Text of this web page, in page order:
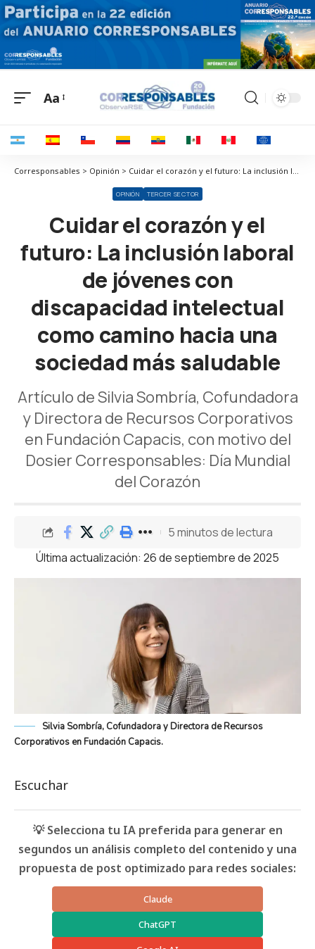
Aa
Corresponsables > Opinión > Cuidar el corazón y el futuro: La inclusión laboral de jóvenes con discapacidad intelectual como camino hacia una sociedad más saludable
OPINIÓN TERCER SECTOR
Cuidar el corazón y el
futuro: La inclusión laboral
de jóvenes con
discapacidad intelectual
como camino hacia una
sociedad más saludable
Artículo de Silvia Sombría, Cofundadora
y Directora de Recursos Corporativos
en Fundación Capacis, con motivo del
Dosier Corresponsables: Día Mundial
del Corazón
Última actualización: 26 de septiembre de 2025
5 minutos de lectura
Silvia Sombría, Cofundadora y Directora de Recursos
Corporativos en Fundación Capacis.
Escuchar
💡 Selecciona tu IA preferida para generar en
segundos un análisis completo del contenido y una
propuesta de post optimizado para redes sociales:
Claude
ChatGPT